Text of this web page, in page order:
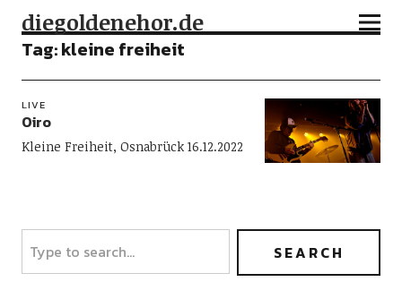
diegoldenehor.de
Tag:kleine freiheit
LIVE
Oiro
Kleine Freiheit, Osnabrück 16.12.2022